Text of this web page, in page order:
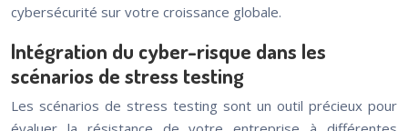
cybersécurité sur votre croissance globale.
Intégration du cyber-risque dans les
scénarios de stress testing
Les scénarios de stress testing sont un outil précieux pour